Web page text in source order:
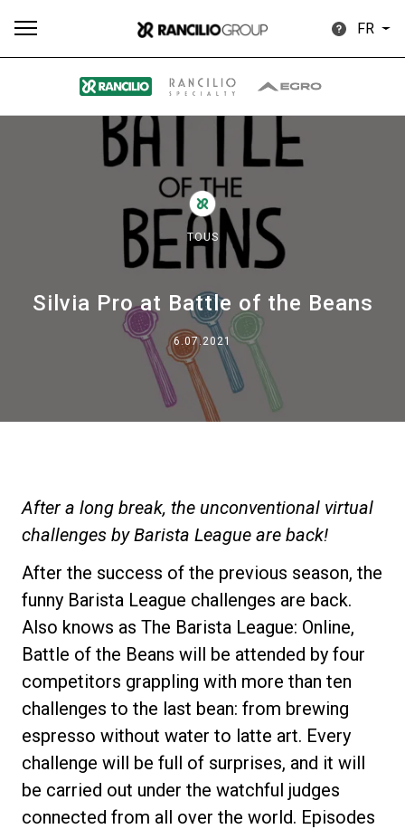
FR
TOUS
Silvia Pro at Battle of the Beans
6.07.2021
After a long break, the unconventional virtual
challenges by Barista League are back!
After the success of the previous season, the
funny Barista League challenges are back.
Also knows as The Barista League: Online,
Battle of the Beans will be attended by four
competitors grappling with more than ten
challenges to the last bean: from brewing
espresso without water to latte art. Every
challenge will be full of surprises, and it will
be carried out under the watchful judges
connected from all over the world. Episodes
Produits Nouvelles
Our brands
Histoire
Nos laboratoires
Durabilité
Connect
Nous contacter